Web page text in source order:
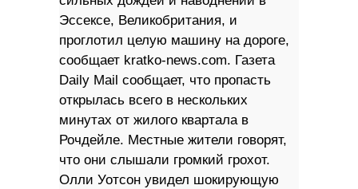
Эссексе, Великобритания, и
проглотил целую машину на дороге,
сообщает kratko-news.com. Газета
Daily Mail сообщает, что пропасть
открылась всего в нескольких
минутах от жилого квартала в
Рочдейле. Местные жители говорят,
что они слышали громкий грохот.
Олли Уотсон увидел шокирующую